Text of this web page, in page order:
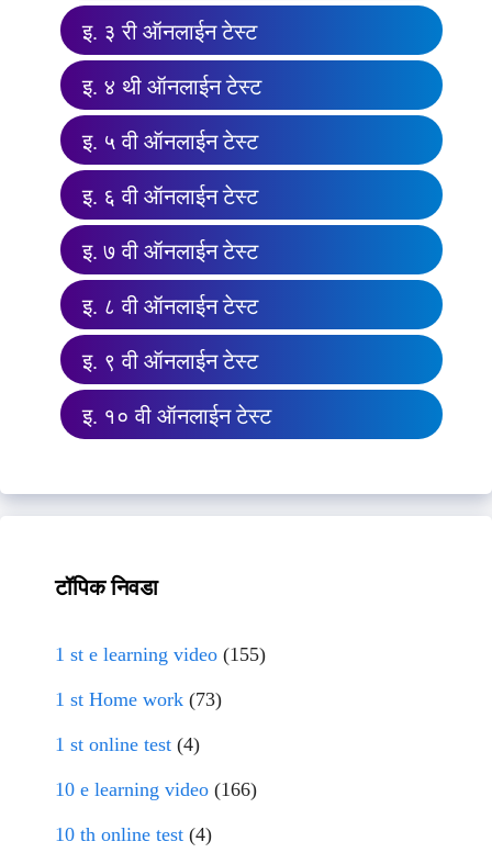
इ. ३ री ऑनलाईन टेस्ट
इ. ४ थी ऑनलाईन टेस्ट
इ. ५ वी ऑनलाईन टेस्ट
इ. ६ वी ऑनलाईन टेस्ट
इ. ७ वी ऑनलाईन टेस्ट
इ. ८ वी ऑनलाईन टेस्ट
इ. ९ वी ऑनलाईन टेस्ट
इ. १० वी ऑनलाईन टेस्ट
टॉपिक निवडा
1 st e learning video (155)
1 st Home work (73)
1 st online test (4)
10 e learning video (166)
10 th online test (4)